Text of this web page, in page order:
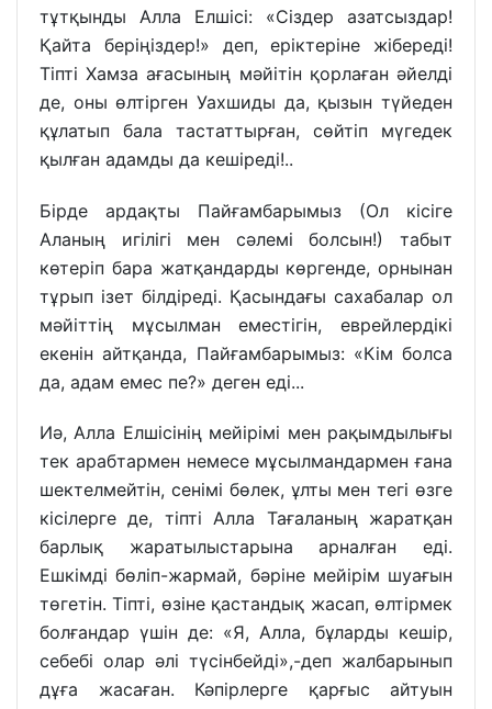
тұтқынды Алла Елшісі: «Сіздер азатсыздар!
Қайта беріңіздер!» деп, еріктеріне жібереді!
Тіпті Хамза ағасының мәйітін қорлаған әйелді
де, оны өлтірген Уахшиды да, қызын түйеден
құлатып бала тастаттырған, сөйтіп мүгедек
қылған адамды да кешіреді!..
Бірде ардақты Пайғамбарымыз (Ол кісіге
Аланың игілігі мен сәлемі болсын!) табыт
көтеріп бара жатқандарды көргенде, орнынан
тұрып ізет білдіреді. Қасындағы сахабалар ол
мәйіттің мұсылман еместігін, еврейлердікі
екенін айтқанда, Пайғамбарымыз: «Кім болса
да, адам емес пе?» деген еді...
Иә, Алла Елшісінің мейірімі мен рақымдылығы
тек арабтармен немесе мұсылмандармен ғана
шектелмейтін, сенімі бөлек, ұлты мен тегі өзге
кісілерге де, тіпті Алла Тағаланың жаратқан
барлық жаратылыстарына арналған еді.
Ешкімді бөліп-жармай, бәріне мейірім шуағын
төгетін. Тіпті, өзіне қастандық жасап, өлтірмек
болғандар үшін де: «Я, Алла, бұларды кешір,
себебі олар әлі түсінбейді»,-деп жалбарынып
дұға жасаған. Кәпірлерге қарғыс айтуын